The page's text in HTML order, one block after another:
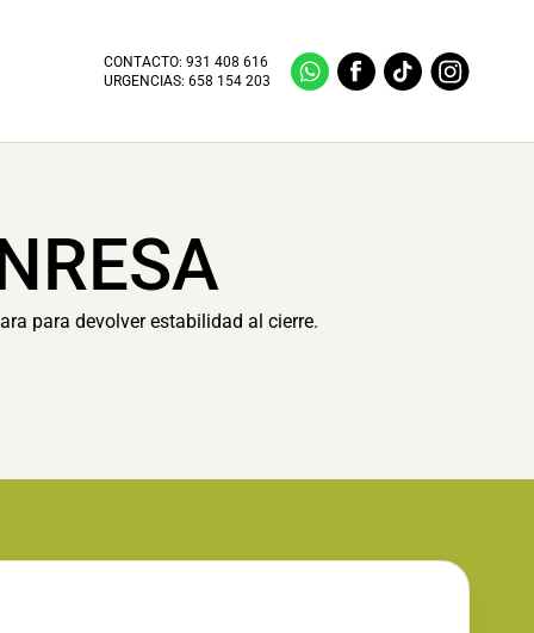
CONTACTO:931 408 616
URGENCIAS:658 154 203
para devolver estabilidad al cierre.